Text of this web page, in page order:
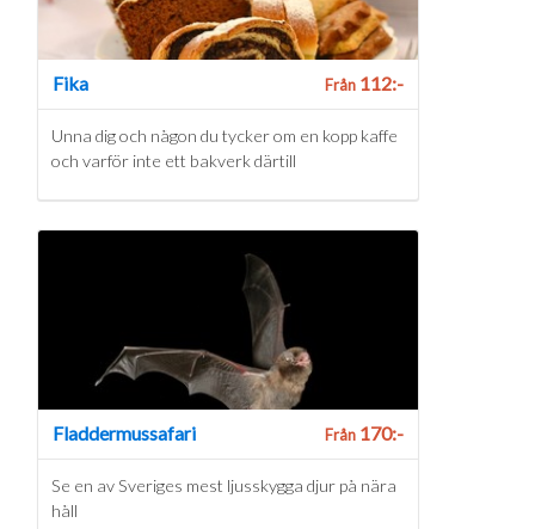
Fika Från112:-
Unna dig och någon du tycker om en kopp kaffe
och varför inte ett bakverk därtill
Fladdermussafari Från170:-
Se en av Sveriges mest ljusskygga djur på nära
håll